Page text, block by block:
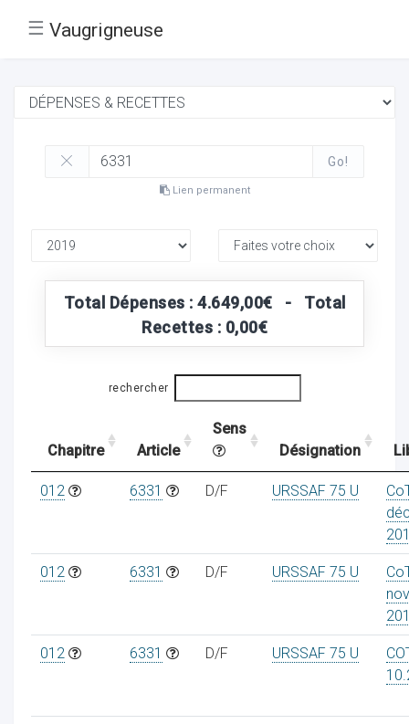
☰ Vaugrigneuse
Go!
Lien permanent
Total Dépenses : 4.649,00€ - Total
Recettes : 0,00€
rechercher
Chapitre Article
Sens
Désignation
012 6331 D/F URSSAF 75 U
012 6331 D/F URSSAF 75 U
012 6331 D/F URSSAF 75 U